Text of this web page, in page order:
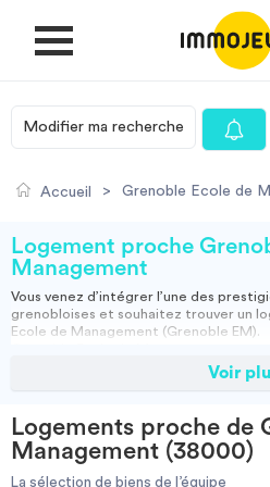
MON
Je cherche un logement
Villes
Modifier ma recherche
Accueil > Grenoble Ecole de
Logement proche
Management
Vous venez d’intégrer l’une des
grenobloises et souhaitez trouver un
Ecole de Management (Grenoble EM).
qu’on ne présente plus, ou presque.
cet établissement supérieur propose
(une dizaine de sites en Angleterre, en
en Russie).
Implanté dans le quartier d’affaires de
Voir
Logements proche de
Management (38000)
La sélection de biens de l’équipe